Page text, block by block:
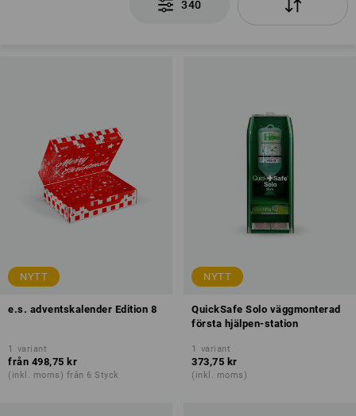
340
NYTT
e.s. adventskalender Edition 8
1 variant
från 498,75 kr
(inkl. moms) från 6 Styck
NYTT
QuickSafe Solo väggmonterad
första hjälpen-station
1 variant
373,75 kr
(inkl. moms)